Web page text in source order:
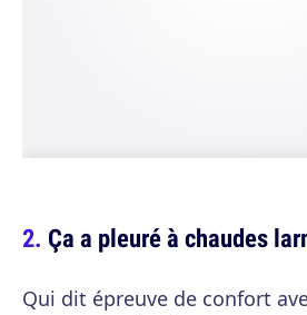
Ça a pleuré à chaudes
Qui dit épreuve de confort